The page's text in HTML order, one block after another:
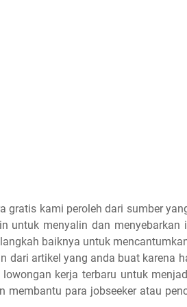
kami peroleh dari sumber
untuk menyalin dan menyebarkan
baiknya untuk
dari artikel yang anda buat karena
kerja terbaru untuk
para jobseeker atau